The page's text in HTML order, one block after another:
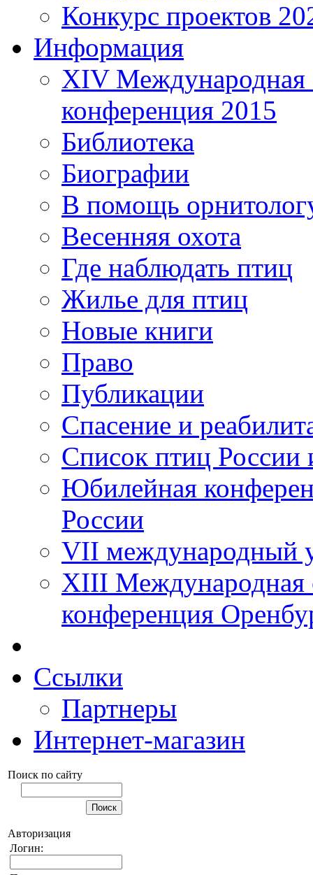
Конкурс проектов
Информация
XIV Международная
конференция 2015
Библиотека
Биографии
В помощь
Весенняя охота
Где наблюдать птиц
Жилье для птиц
Новые книги
Право
Публикации
Спасение и
Список птиц России
Юбилейная
России
VII международный
XIII Международная
конференция
Ссылки
Партнеры
Интернет-магазин
Поиск по сайту
Авторизация
Логин: